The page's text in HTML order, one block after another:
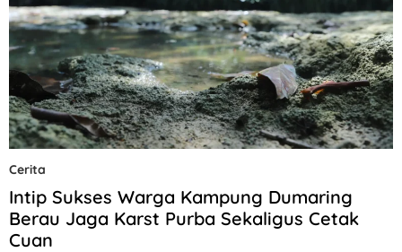
Cerita
Intip Sukses Warga Kampung Dumaring
Berau Jaga Karst Purba Sekaligus Cetak
Cuan